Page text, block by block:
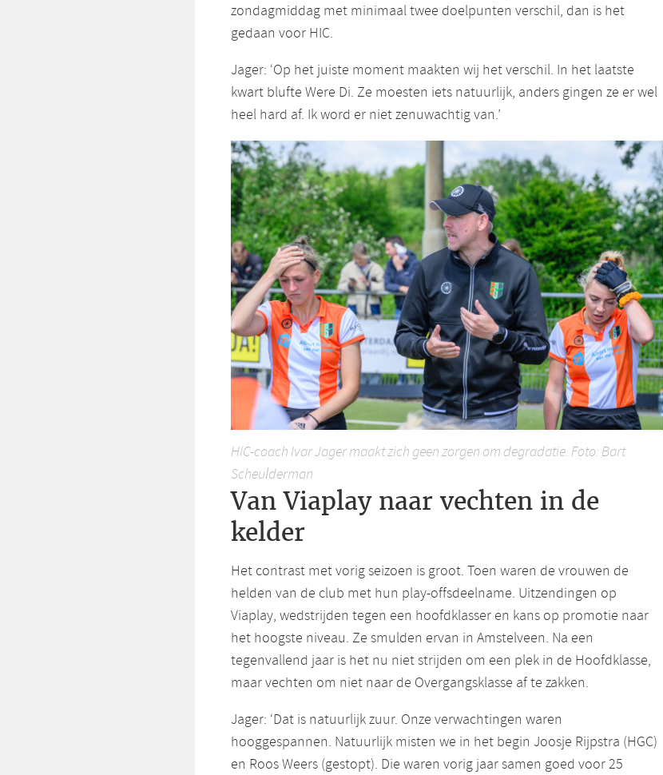
zondagmiddag met minimaal twee doelpunten verschil, dan is het
gedaan voor HIC.
Jager: ‘Op het juiste moment maakten wij het verschil. In het laatste
kwart blufte Were Di. Ze moesten iets natuurlijk, anders gingen ze er wel
heel hard af. Ik word er niet zenuwachtig van.’
HIC-coach Ivar Jager maakt zich geen zorgen om degradatie. Foto: Bart
Scheulderman
Van Viaplay naar vechten in de
kelder
Het contrast met vorig seizoen is groot. Toen waren de vrouwen de
helden van de club met hun play-offsdeelname. Uitzendingen op
Viaplay, wedstrijden tegen een hoofdklasser en kans op promotie naar
het hoogste niveau. Ze smulden ervan in Amstelveen. Na een
tegenvallend jaar is het nu niet strijden om een plek in de Hoofdklasse,
maar vechten om niet naar de Overgangsklasse af te zakken.
Jager: ‘Dat is natuurlijk zuur. Onze verwachtingen waren
hooggespannen. Natuurlijk misten we in het begin Joosje Rijpstra (HGC)
en Roos Weers (gestopt). Die waren vorig jaar samen goed voor 25